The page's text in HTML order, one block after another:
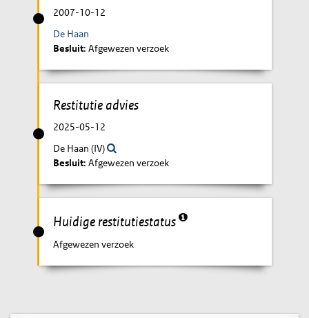
2007-10-12
De Haan
Besluit: Afgewezen verzoek
Restitutie advies
2025-05-12
De Haan (IV)
Besluit: Afgewezen verzoek
Huidige restitutiestatus
Afgewezen verzoek